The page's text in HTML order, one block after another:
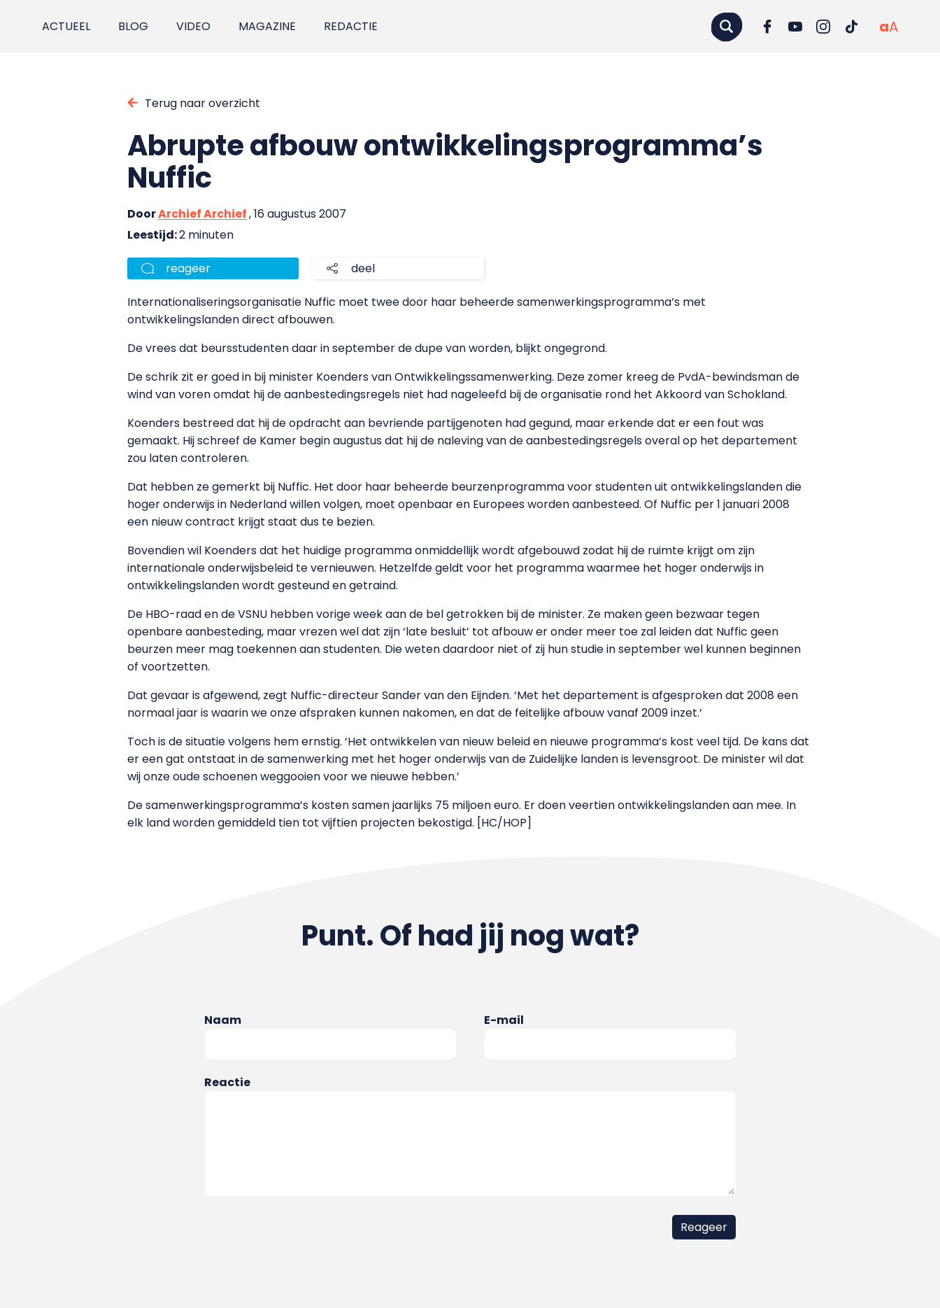
ACTUEEL BLOG VIDEO MAGAZINE REDACTIE aA
Terug naar overzicht
Abrupte afbouw ontwikkelingsprogramma’s
Nuffic
DoorArchief Archief, 16 augustus 2007
Leestijd:2 minuten
reageer deel
Internationaliseringsorganisatie Nuffic moet twee door haar beheerde samenwerkingsprogramma’s met
ontwikkelingslanden direct afbouwen.
De vrees dat beursstudenten daar in september de dupe van worden, blijkt ongegrond.
De schrik zit er goed in bij minister Koenders van Ontwikkelingssamenwerking. Deze zomer kreeg de PvdA-bewindsman de
wind van voren omdat hij de aanbestedingsregels niet had nageleefd bij de organisatie rond het Akkoord van Schokland.
Koenders bestreed dat hij de opdracht aan bevriende partijgenoten had gegund, maar erkende dat er een fout was
gemaakt. Hij schreef de Kamer begin augustus dat hij de naleving van de aanbestedingsregels overal op het departement
zou laten controleren.
Dat hebben ze gemerkt bij Nuffic. Het door haar beheerde beurzenprogramma voor studenten uit ontwikkelingslanden die
hoger onderwijs in Nederland willen volgen, moet openbaar en Europees worden aanbesteed. Of Nuffic per 1 januari 2008
een nieuw contract krijgt staat dus te bezien.
Bovendien wil Koenders dat het huidige programma onmiddellijk wordt afgebouwd zodat hij de ruimte krijgt om zijn
internationale onderwijsbeleid te vernieuwen. Hetzelfde geldt voor het programma waarmee het hoger onderwijs in
ontwikkelingslanden wordt gesteund en getraind.
De HBO-raad en de VSNU hebben vorige week aan de bel getrokken bij de minister. Ze maken geen bezwaar tegen
openbare aanbesteding, maar vrezen wel dat zijn ‘late besluit’ tot afbouw er onder meer toe zal leiden dat Nuffic geen
beurzen meer mag toekennen aan studenten. Die weten daardoor niet of zij hun studie in september wel kunnen beginnen
of voortzetten.
Dat gevaar is afgewend, zegt Nuffic-directeur Sander van den Eijnden. ‘Met het departement is afgesproken dat 2008 een
normaal jaar is waarin we onze afspraken kunnen nakomen, en dat de feitelijke afbouw vanaf 2009 inzet.’
Toch is de situatie volgens hem ernstig. ‘Het ontwikkelen van nieuw beleid en nieuwe programma’s kost veel tijd. De kans dat
er een gat ontstaat in de samenwerking met het hoger onderwijs van de Zuidelijke landen is levensgroot. De minister wil dat
wij onze oude schoenen weggooien voor we nieuwe hebben.’
De samenwerkingsprogramma’s kosten samen jaarlijks 75 miljoen euro. Er doen veertien ontwikkelingslanden aan mee. In
elk land worden gemiddeld tien tot vijftien projecten bekostigd. [HC/HOP]
Punt. Of had jij nog wat?
Naam E-mail
Reactie